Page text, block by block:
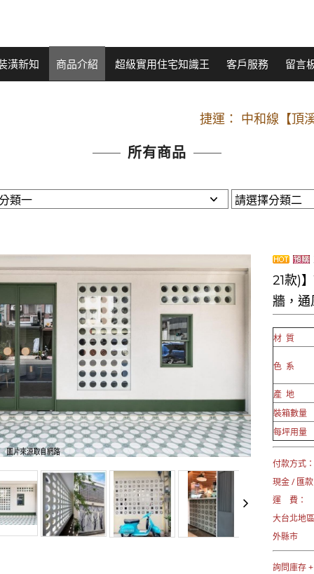
潢新知 商品介紹 超級實用住宅知識王 客戶服務 留言
開車：中
捷運： 中和線【頂
原Line已滿 無法加Line好友 請親
捷運： 中和線【頂
原Line已滿 無法加Line好友 請親
所有商品
21款)
牆，通
材 質
色 系
產 地
裝箱數量
每坪用量
付款方式：
現金 / 匯
運 費：
大台北地
外縣市 →
詢問庫存